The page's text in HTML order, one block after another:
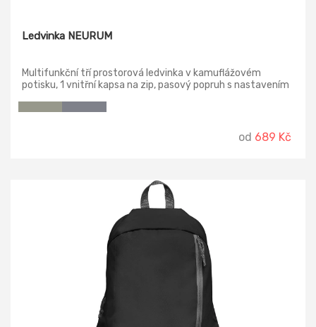
Ledvinka NEURUM
Multifunkční tří prostorová ledvinka v kamuflážovém
potisku, 1 vnitřní kapsa na zip, pasový popruh s nastavením
od 689 Kč